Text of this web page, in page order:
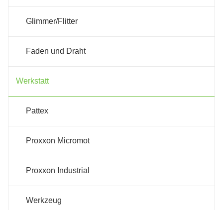
Glimmer/Flitter
Faden und Draht
Werkstatt
Pattex
Proxxon Micromot
Proxxon Industrial
Werkzeug